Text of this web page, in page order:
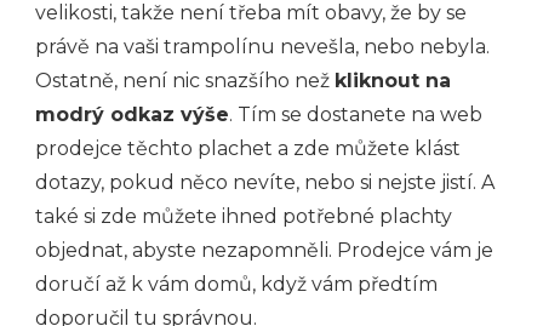
velikosti, takže není třeba mít obavy, že by se
právě na vaši trampolínu nevešla, nebo nebyla.
Ostatně, není nic snazšího než kliknout na
modrý odkaz výše. Tím se dostanete na web
prodejce těchto plachet a zde můžete klást
dotazy, pokud něco nevíte, nebo si nejste jistí. A
také si zde můžete ihned potřebné plachty
objednat, abyste nezapomněli. Prodejce vám je
doručí až k vám domů, když vám předtím
doporučil tu správnou.